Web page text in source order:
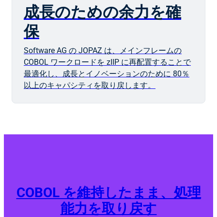
成長のための余力を確
保
Software AG の JOPAZ は、メインフレームの
COBOL ワークロードを zIIP に再配置することで
最適化し、成長とイノベーションのために 80％
以上のキャパシティを取り戻します。
COBOL を維持したまま、処理
能力を取り戻す